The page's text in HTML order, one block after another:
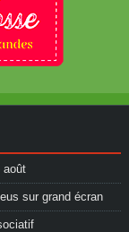
août
sur grand écran